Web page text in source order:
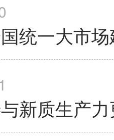
统一大市
新质生产